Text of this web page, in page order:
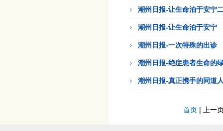
潮州日报-让生命泊于安宁
潮州日报-让生命泊于安宁
潮州日报-一次特殊的出诊
潮州日报-绝症患者生命的
潮州日报-真正携手的同道
首页 | 上一